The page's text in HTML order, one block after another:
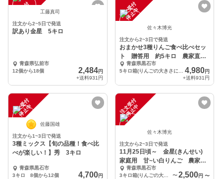
注
文
受
付
停
止 工藤真司
注文から2~5日で発送
訳あり金星 5キロ
青森県弘前市
12個から18個
2,484円
+送料931円
注
文
受
付
停
止
中
佐々木博光
注文から2~3日で発送
おまかせ3種りんご食べ比べセッ
ト 贈答用 約5キロ 農家直送
青森りんご
青森県黒石市
4,980円
+送料931円
注
文
受
付
停
止
中
佐藤国雄
注文から1~3日で発送
3種ミックス【旬の品種！食べ比
べが楽しい！】秀 3キロ
青森県黒石市
3キロ 8個から12個
4,700円
注
文
受
付
停
止
中
佐々木博光
注文から2~3日で発送
11月25日頃～ 金星(きんせい)
家庭用 甘~い白りんご 農家直
送青森りんご
青森県黒石市
3キロ箱(りんごの大きさによりますが、９個前後入り)
〜2,500円 〜